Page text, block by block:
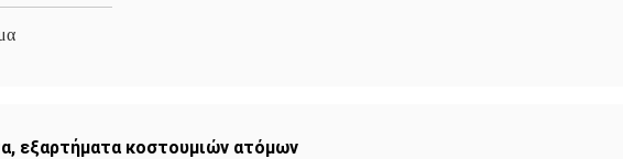
, εξαρτήματα κοστουμιών ατόμων